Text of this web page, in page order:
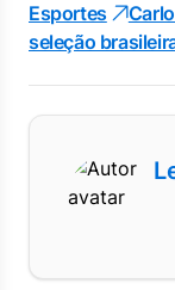
Esportes
seleção